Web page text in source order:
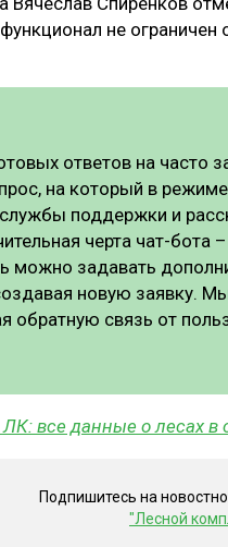
не
ответов на часто
на который в
поддержки и
черта чат-
можно задавать
новую заявку.
обратную связь от
все данные о лесах в
Подпишитесь на
"Лесной